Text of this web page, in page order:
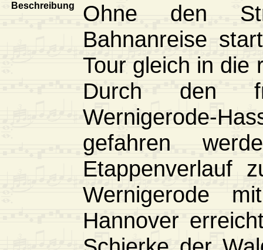
Beschreibung
Ohne den
Bahnanreise
Tour gleich in die
Durch den
Wernigerode-
gefahren
Etappenverlauf
Wernigerode
Hannover